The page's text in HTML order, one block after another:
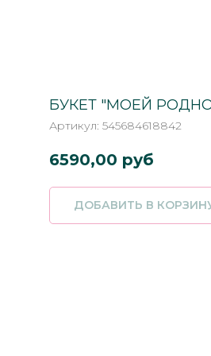
БУКЕТ "МОЕЙ
Артикул: 545684618842
6590,00 руб
ДОБАВИТЬ В